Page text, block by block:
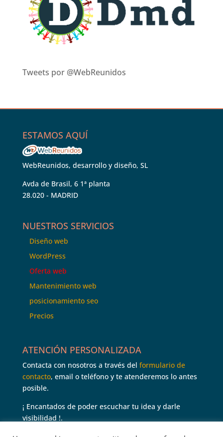
Tweets por @WebReunidos
ESTAMOS AQUÍ
WebReunidos, desarrollo y diseño, SL
Avda de Brasil, 6 1ª planta
28.020 - MADRID
NUESTROS SERVICIOS
Diseño web
WordPress
Oferta web
Mantenimiento web
posicionamiento seo
Precios
ATENCIÓN PERSONALIZADA
Contacta con nosotros a través del formulario de
contacto, email o teléfono y te atenderemos lo antes
posible.
¡ Encantados de poder escuchar tu idea y darle
visibilidad !.